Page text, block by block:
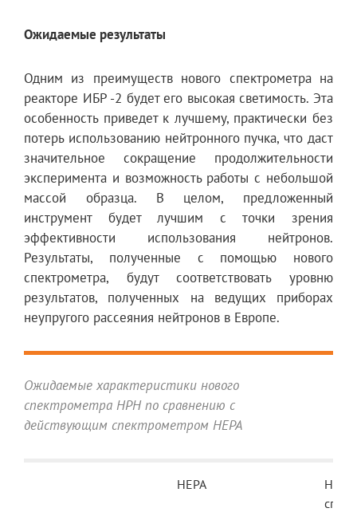
Ожидаемые результаты
Одним из преимуществ нового спектрометра на
реакторе ИБР -2 будет его высокая светимость. Эта
особенность приведет к лучшему, практически без
потерь использованию нейтронного пучка, что даст
значительное сокращение продолжительности
эксперимента и возможность работы с небольшой
массой образца. В целом, предложенный
инструмент будет лучшим с точки зрения
эффективности использования нейтронов.
Результаты, полученные с помощью нового
спектрометра, будут соответствовать уровню
результатов, полученных на ведущих приборах
неупругого рассеяния нейтронов в Европе.
Ожидаемые характеристики нового
спектрометра НРН по сравнению с
действующим спектрометром НЕРА
НЕРА